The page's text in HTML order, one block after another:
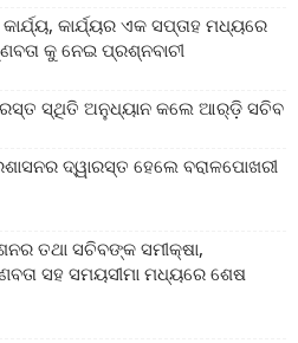
କାର୍ଯ୍ୟର ଏକ ସପ୍ତାହ ମଧ୍ୟରେ
କୁ ନେଇ ପ୍ରଶ୍ନବାଚୀ
ସ୍ଥିତି ଅନୁଧ୍ୟାନ କଲେ ଆର୍‌ଡ଼ି ସଚିବ
ଦ୍ୱାରସ୍ତ ହେଲେ ବରାଳପୋଖରୀ
ତଥା ସଚିବଙ୍କ ସମୀକ୍ଷା,
ସହ ସମୟସୀମା ମଧ୍ୟରେ ଶେଷ